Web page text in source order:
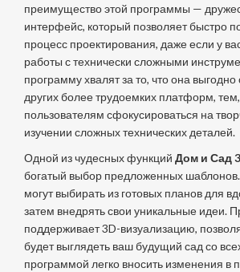
преимущество этой программы —
интерфейс, который позволяет быстро
процесс проектирования, даже если у
работы с технически сложными
программу хвалят за то, что она выгодно
других более трудоемких платформ,
пользователям сфокусироваться на
изучении сложных технических деталей.
Одной из чудесных функций Дом и Сад
богатый выбор предложенных
могут выбирать из готовых планов для
затем внедрять свои уникальные идеи.
поддерживает 3D-визуализацию,
будет выглядеть ваш будущий сад со
программой легко вносить изменения в